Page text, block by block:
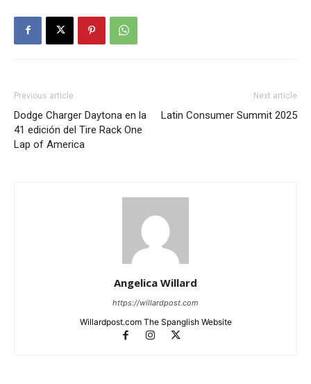
Previous article
Dodge Charger Daytona en la
41 edición del Tire Rack One
Lap of America
Next article
Latin Consumer Summit 2025
Angelica Willard
https://willardpost.com
Willardpost.com The Spanglish Website